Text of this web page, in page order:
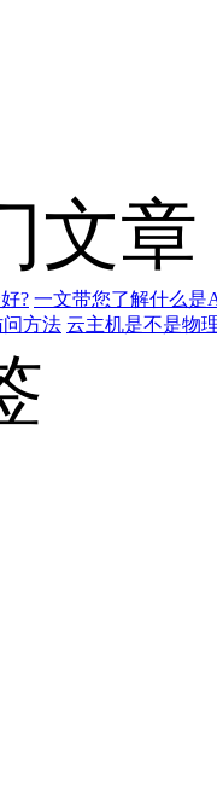
文章
? 一文带您了解什么是
方法 云主机是不是物